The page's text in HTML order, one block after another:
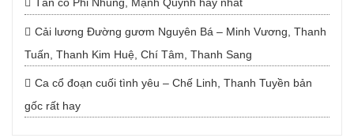
Cải lương Đường gươm Nguyên Bá – Minh Vương, Thanh
Tuấn, Thanh Kim Huệ, Chí Tâm, Thanh Sang
Ca cổ đoạn cuối tình yêu – Chế Linh, Thanh Tuyền bản
gốc rất hay